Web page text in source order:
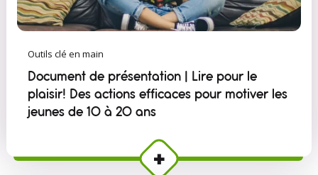
Outils clé en main
Document de présentation | Lire pour le
plaisir! Des actions efficaces pour motiver les
jeunes de 10 à 20 ans